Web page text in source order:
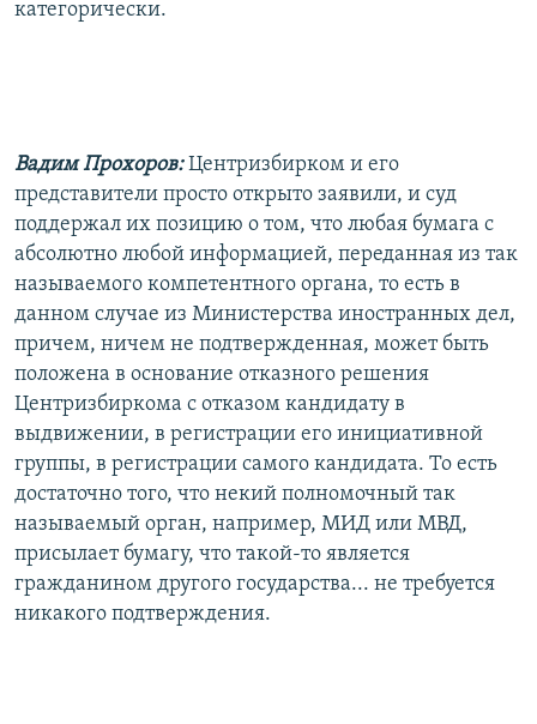
категорически.
Вадим Прохоров:Центризбирком и его
представители просто открыто заявили, и суд
поддержал их позицию о том, что любая бумага с
абсолютно любой информацией, переданная из так
называемого компетентного органа, то есть в
данном случае из Министерства иностранных дел,
причем, ничем не подтвержденная, может быть
положена в основание отказного решения
Центризбиркома с отказом кандидату в
выдвижении, в регистрации его инициативной
группы, в регистрации самого кандидата. То есть
достаточно того, что некий полномочный так
называемый орган, например, МИД или МВД,
присылает бумагу, что такой-то является
гражданином другого государства... не требуется
никакого подтверждения.